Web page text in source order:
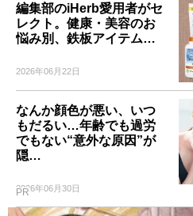
編集部のiHerb愛用者がセ
レクト。健康・美容のお
悩み別、鉄板アイテム…
2026年06月22日
なんか顔色が悪い、いつ
もだるい…年齢でも過労
でもない“意外な原因”が
隠…
2026年06月30日
PR